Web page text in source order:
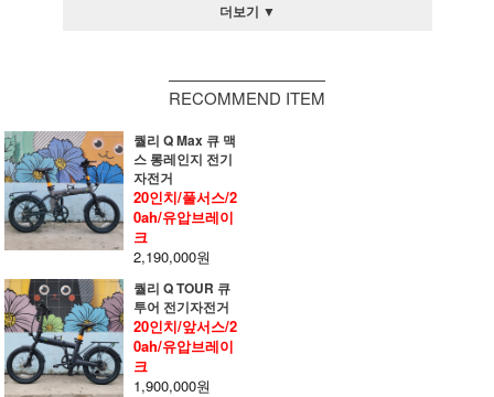
더보기 ▼
RECOMMEND ITEM
퀄리 Q Max 큐 맥
스 롱레인지 전기
자전거
20인치/풀서스/2
0ah/유압브레이
크
2,190,000원
퀄리 Q TOUR 큐
투어 전기자전거
20인치/앞서스/2
0ah/유압브레이
크
1,900,000원